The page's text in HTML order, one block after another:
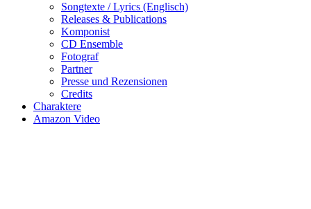
Songtexte / Lyrics (Englisch)
Releases & Publications
Komponist
CD Ensemble
Fotograf
Partner
Presse und Rezensionen
Credits
Charaktere
Amazon Video